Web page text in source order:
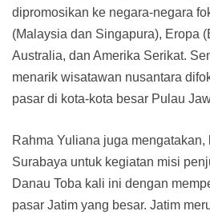
dipromosikan ke negara-negara
(Malaysia dan Singapura), Eropa
Australia, dan Amerika Serikat.
menarik wisatawan nusantara
pasar di kota-kota besar Pulau
Rahma Yuliana juga
Surabaya untuk kegiatan misi
Danau Toba kali ini dengan
pasar Jatim yang besar. Jatim